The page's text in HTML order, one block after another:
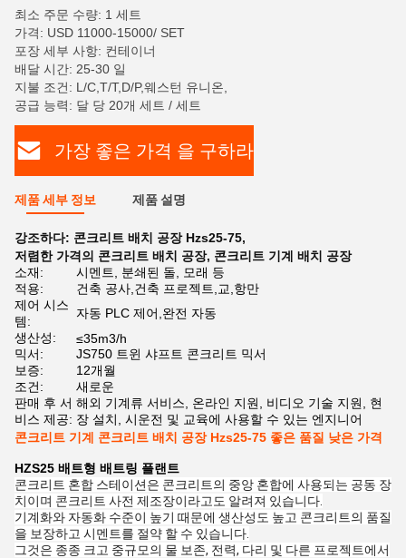
최소 주문 수량: 1 세트
가격: USD 11000-15000/ SET
포장 세부 사항: 컨테이너
배달 시간: 25-30 일
지불 조건: L/C,T/T,D/P,웨스턴 유니온,
공급 능력: 달 당 20개 세트 / 세트
가장 좋은 가격 을 구하라
제품 세부 정보 제품 설명
강조하다: 콘크리트 배치 공장 Hzs25-75,
저렴한 가격의 콘크리트 배치 공장, 콘크리트 기계 배치 공장
소재:
시멘트, 분쇄된 돌, 모래 등
적용:
건축 공사,건축 프로젝트,교,항만
제어 시스
템:
자동 PLC 제어,완전 자동
생산성:
≤35m3/h
믹서:
JS750 트윈 샤프트 콘크리트 믹서
보증:
12개월
조건:
새로운
판매 후 서
비스 제공:
해외 기계류 서비스, 온라인 지원, 비디오 기술 지원, 현
장 설치, 시운전 및 교육에 사용할 수 있는 엔지니어
콘크리트 기계 콘크리트 배치 공장 Hzs25-75 좋은 품질 낮은 가격
HZS25 배트형 배트링 플랜트
콘크리트 혼합 스테이션은 콘크리트의 중앙 혼합에 사용되는 공동 장
치이며 콘크리트 사전 제조장이라고도 알려져 있습니다.
기계화와 자동화 수준이 높기 때문에 생산성도 높고 콘크리트의 품질
을 보장하고 시멘트를 절약 할 수 있습니다.
그것은 종종 크고 중규모의 물 보존, 전력, 다리 및 다른 프로젝트에서